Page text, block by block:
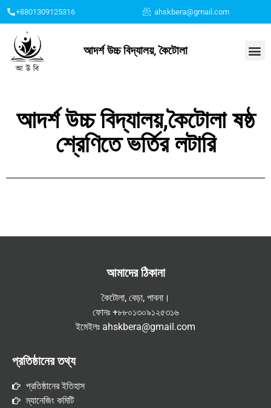
+8801309125316 ahskbera@gmail.com
আদর্শ উচ্চ বিদ্যালয়, কৈটোলা
আদর্শ উচ্চ বিদ্যালয়,কৈটোলা ষষ্ঠ
শ্রেণিতে ভর্তির লটারি
আমাদের ঠিকানা
কৈটোলা, বেড়া, পাবনা।
ফোনঃ +৮৮০১৩০৯১২৫৩১৬
ইমেইলঃ ahskbera@gmail.com
প্রতিষ্ঠানের তথ্য
প্রতিষ্ঠানের ইতিহাস
ম্যানেজিং কমিটি